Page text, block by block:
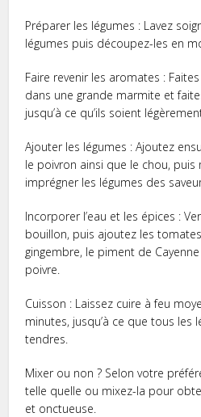
Préparer les légumes : Lavez
légumes puis découpez-les en
Faire revenir les aromates : Faites
dans une grande marmite et
jusqu’à ce qu’ils soient
Ajouter les légumes : Ajoutez
le poivron ainsi que le chou, puis
imprégner les légumes des
Incorporer l’eau et les épices :
bouillon, puis ajoutez les
gingembre, le piment de
poivre.
Cuisson : Laissez cuire à feu
minutes, jusqu’à ce que tous les
tendres.
Mixer ou non ? Selon votre
telle quelle ou mixez-la pour
et onctueuse.